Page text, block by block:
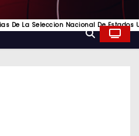
Del Fútbol Europeo, Toda La
Equipos De Italia
Futbol Aleman
Futbol De Estados Unidos
De La Seleccion Nacional De